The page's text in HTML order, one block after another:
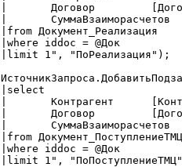
|from Документ_Реализация
|where iddoc = @Док
|limit 1", "ПоРеализация");
|select
|from Документ_ПоступлениеТМЦ
|where iddoc = @Док
|limit 1",